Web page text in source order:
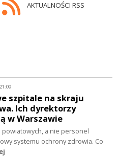
AKTUALNOŚCI RSS
szpitale na skraju
Ich dyrektorzy
w Warszawie
a nie personel
systemu ochrony zdrowia. Co